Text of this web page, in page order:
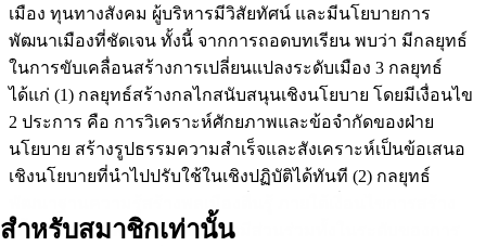
เมือง ทุนทางสังคม ผู้บริหารมีวิสัยทัศน์ และมีนโยบายการ
พัฒนาเมืองที่ชัดเจน ทั้งนี้ จากการถอดบทเรียน พบว่า มีกลยุทธ์
ในการขับเคลื่อนสร้างการเปลี่ยนแปลงระดับเมือง 3 กลยุทธ์
ได้แก่ (1) กลยุทธ์สร้างกลไกสนับสนุนเชิงนโยบาย โดยมีเงื่อนไข
2 ประการ คือ การวิเคราะห์ศักยภาพและข้อจำกัดของฝ่าย
นโยบาย สร้างรูปธรรมความสำเร็จและสังเคราะห์เป็นข้อเสนอ
เชิงนโยบายที่นำไปปรับใช้ในเชิงปฏิบัติได้ทันที (2) กลยุทธ์
“พื้นที่เปิด” ให้พลเมืองได้เข้ามามีส่วนร่วมทั้งในระดับของการ
สำหรับสมาชิกเท่านั้น